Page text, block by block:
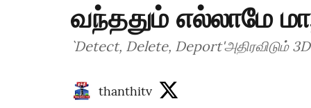
வந்ததும் எல்லாமே
`Detect, Delete, Deport'அதிரவிடும்
thanthitv